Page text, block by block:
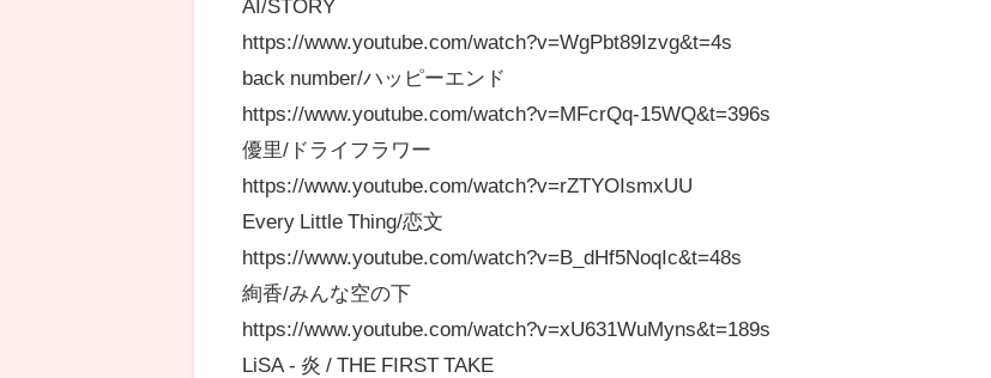
AI/STORY
https://www.youtube.com/watch?v=WgPbt89Izvg&t=4s
back number/ハッピーエンド
https://www.youtube.com/watch?v=MFcrQq-15WQ&t=396s
優里/ドライフラワー
https://www.youtube.com/watch?v=rZTYOIsmxUU
Every Little Thing/恋文
https://www.youtube.com/watch?v=B_dHf5NoqIc&t=48s
絢香/みんな空の下
https://www.youtube.com/watch?v=xU631WuMyns&t=189s
LiSA - 炎 / THE FIRST TAKE